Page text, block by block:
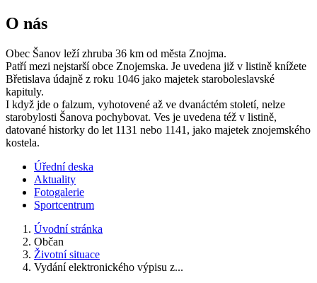
O nás
Obec Šanov leží zhruba 36 km od města Znojma.
Patří mezi nejstarší obce Znojemska. Je uvedena již v listině knížete
Břetislava údajně z roku 1046 jako majetek staroboleslavské
kapituly.
I když jde o falzum, vyhotovené až ve dvanáctém století, nelze
starobylosti Šanova pochybovat. Ves je uvedena též v listině,
datované historky do let 1131 nebo 1141, jako majetek znojemského
kostela.
Úřední deska
Aktuality
Fotogalerie
Sportcentrum
Úvodní stránka
Občan
Životní situace
Vydání elektronického výpisu z...